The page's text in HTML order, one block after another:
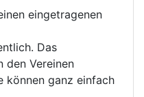
eingetragenen
Das
den Vereinen
können ganz einfach